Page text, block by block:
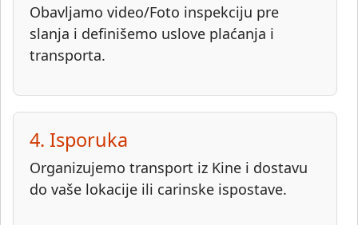
Obavljamo video/Foto inspekciju pre
slanja i definišemo uslove plaćanja i
transporta.
4. Isporuka
Organizujemo transport iz Kine i dostavu
do vaše lokacije ili carinske ispostave.